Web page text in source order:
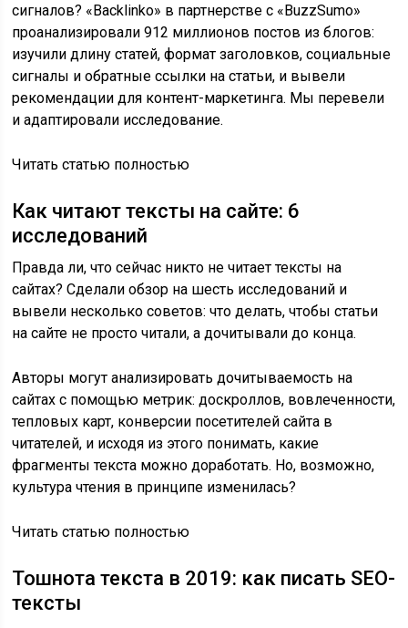
сигналов? «Backlinko» в партнерстве с «BuzzSumo»
проанализировали 912 миллионов постов из блогов:
изучили длину статей, формат заголовков, социальные
сигналы и обратные ссылки на статьи, и вывели
рекомендации для контент-маркетинга. Мы перевели
и адаптировали исследование.
Читать статью полностью
Как читают тексты на сайте: 6
исследований
Правда ли, что сейчас никто не читает тексты на
сайтах? Сделали обзор на шесть исследований и
вывели несколько советов: что делать, чтобы статьи
на сайте не просто читали, а дочитывали до конца.
Авторы могут анализировать дочитываемость на
сайтах с помощью метрик: доскроллов, вовлеченности,
тепловых карт, конверсии посетителей сайта в
читателей, и исходя из этого понимать, какие
фрагменты текста можно доработать. Но, возможно,
культура чтения в принципе изменилась?
Читать статью полностью
Тошнота текста в 2019: как писать SEO-
тексты